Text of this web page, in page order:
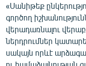
«Սանիթեք
գործող
վերադառնալու
ներդրումներ
սակայն որևէ
ու համաձայնության